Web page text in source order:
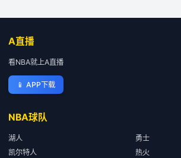
A直播
看NBA就上A直播
📱 APP下载
NBA球队
湖人
勇士
凯尔特人
热火